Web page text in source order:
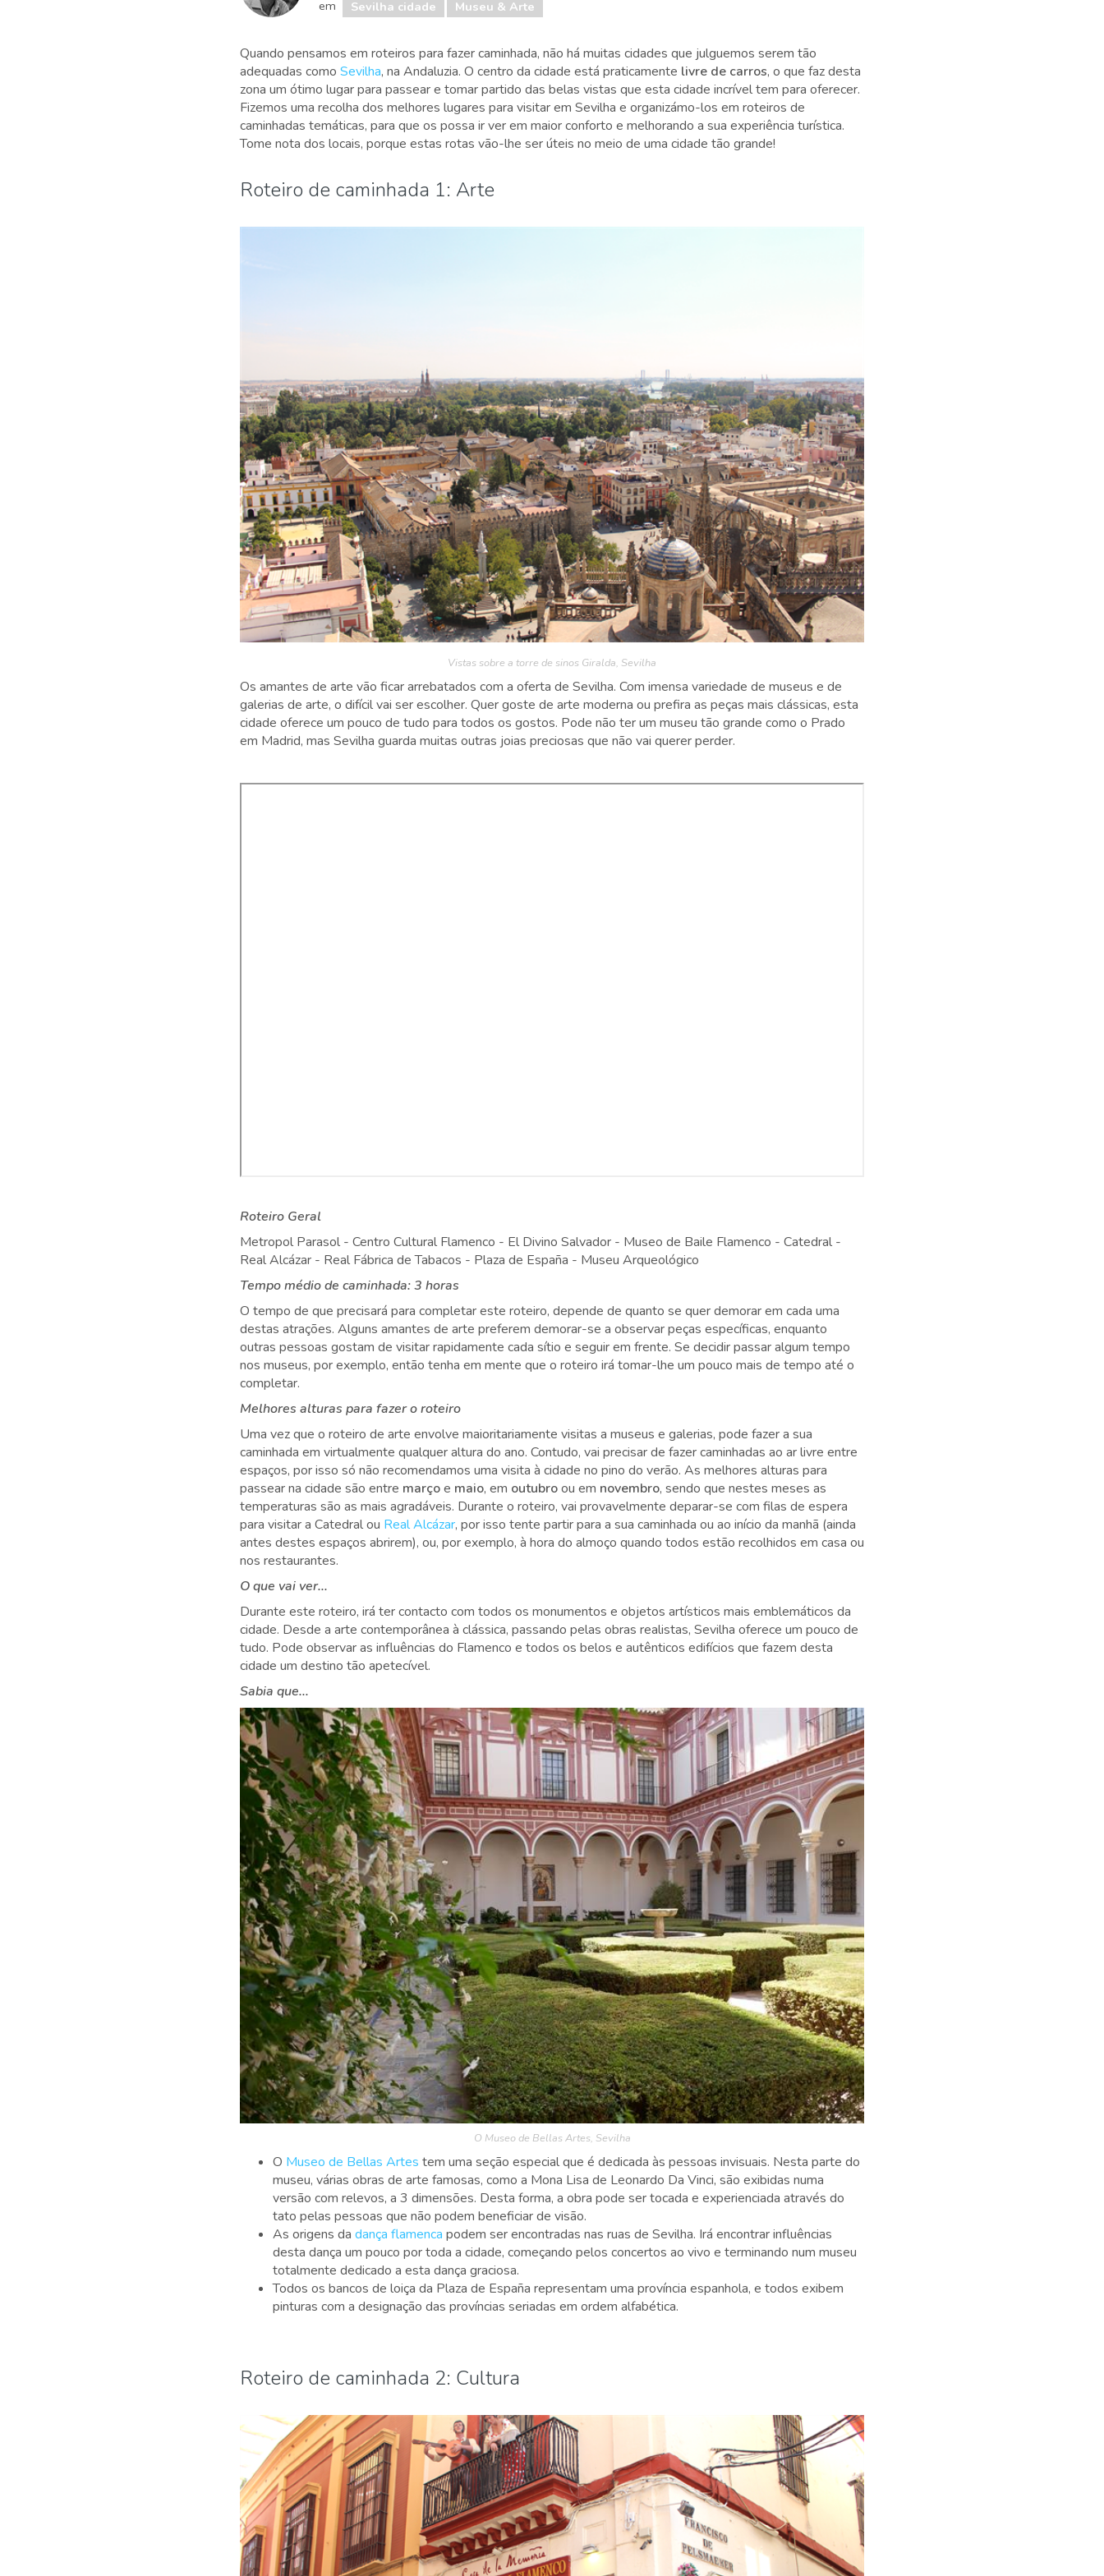
em
Sevilha cidade Museu & Arte
Quando pensamos em roteiros para fazer caminhada, não há muitas cidades que julguemos serem tão
adequadas como Sevilha, na Andaluzia. O centro da cidade está praticamente livre de carros, o que faz desta
zona um ótimo lugar para passear e tomar partido das belas vistas que esta cidade incrível tem para oferecer.
Fizemos uma recolha dos melhores lugares para visitar em Sevilha e organizámo-los em roteiros de
caminhadas temáticas, para que os possa ir ver em maior conforto e melhorando a sua experiência turística.
Tome nota dos locais, porque estas rotas vão-lhe ser úteis no meio de uma cidade tão grande!
Roteiro de caminhada 1: Arte
Vistas sobre a torre de sinos Giralda, Sevilha
Os amantes de arte vão ficar arrebatados com a oferta de Sevilha. Com imensa variedade de museus e de
galerias de arte, o difícil vai ser escolher. Quer goste de arte moderna ou prefira as peças mais clássicas, esta
cidade oferece um pouco de tudo para todos os gostos. Pode não ter um museu tão grande como o Prado
em Madrid, mas Sevilha guarda muitas outras joias preciosas que não vai querer perder.
Roteiro Geral
Metropol Parasol - Centro Cultural Flamenco - El Divino Salvador - Museo de Baile Flamenco - Catedral -
Real Alcázar - Real Fábrica de Tabacos - Plaza de España - Museu Arqueológico
Tempo médio de caminhada: 3 horas
O tempo de que precisará para completar este roteiro, depende de quanto se quer demorar em cada uma
destas atrações. Alguns amantes de arte preferem demorar-se a observar peças específicas, enquanto
outras pessoas gostam de visitar rapidamente cada sítio e seguir em frente. Se decidir passar algum tempo
nos museus, por exemplo, então tenha em mente que o roteiro irá tomar-lhe um pouco mais de tempo até o
completar.
Melhores alturas para fazer o roteiro
Uma vez que o roteiro de arte envolve maioritariamente visitas a museus e galerias, pode fazer a sua
caminhada em virtualmente qualquer altura do ano. Contudo, vai precisar de fazer caminhadas ao ar livre entre
espaços, por isso só não recomendamos uma visita à cidade no pino do verão. As melhores alturas para
passear na cidade são entre marçoe maio, em outubroou em novembro, sendo que nestes meses as
temperaturas são as mais agradáveis. Durante o roteiro, vai provavelmente deparar-se com filas de espera
para visitar a Catedral ou Real Alcázar, por isso tente partir para a sua caminhada ou ao início da manhã (ainda
antes destes espaços abrirem), ou, por exemplo, à hora do almoço quando todos estão recolhidos em casa ou
nos restaurantes.
O que vai ver...
Durante este roteiro, irá ter contacto com todos os monumentos e objetos artísticos mais emblemáticos da
cidade. Desde a arte contemporânea à clássica, passando pelas obras realistas, Sevilha oferece um pouco de
tudo. Pode observar as influências do Flamenco e todos os belos e autênticos edifícios que fazem desta
cidade um destino tão apetecível.
Sabia que...
O Museo de Bellas Artes, Sevilha
O Museo de Bellas Artes tem uma seção especial que é dedicada às pessoas invisuais. Nesta parte do
museu, várias obras de arte famosas, como a Mona Lisa de Leonardo Da Vinci, são exibidas numa
versão com relevos, a 3 dimensões. Desta forma, a obra pode ser tocada e experienciada através do
tato pelas pessoas que não podem beneficiar de visão.
As origens da dança flamenca podem ser encontradas nas ruas de Sevilha. Irá encontrar influências
desta dança um pouco por toda a cidade, começando pelos concertos ao vivo e terminando num museu
totalmente dedicado a esta dança graciosa.
Todos os bancos de loiça da Plaza de España representam uma província espanhola, e todos exibem
pinturas com a designação das províncias seriadas em ordem alfabética.
Roteiro de caminhada 2: Cultura